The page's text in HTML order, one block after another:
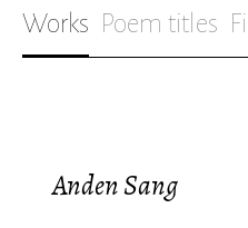
Works Poem titles
Anden Sang